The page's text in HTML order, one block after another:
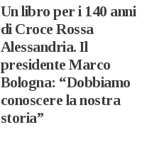
Un libro per i 140 anni
di Croce Rossa
Alessandria. Il
presidente Marco
Bologna: “Dobbiamo
conoscere la nostra
storia”